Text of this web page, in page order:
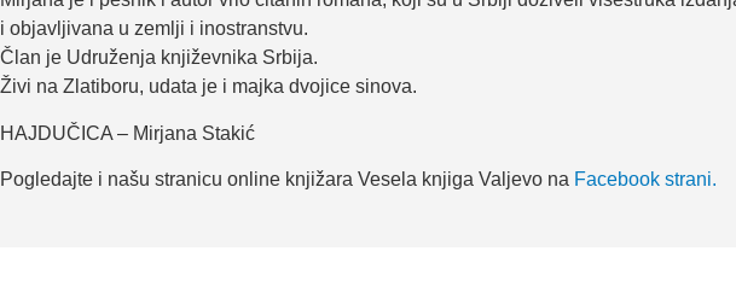
i objavljivana u zemlji i inostranstvu.
Član je Udruženja književnika Srbija.
Živi na Zlatiboru, udata je i majka dvojice sinova.
HAJDUČICA – Mirjana Stakić
Pogledajte i našu stranicu online knjižara Vesela knjiga Valjevo na Facebook strani.